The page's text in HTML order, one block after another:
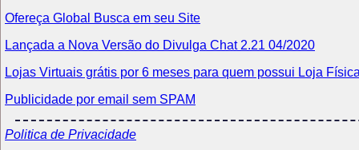
Ofereça Global Busca em seu Site
Lançada a Nova Versão do Divulga Chat 2.21 04/2020
Lojas Virtuais grátis por 6 meses para quem possui Loja
Publicidade por email sem SPAM
Politica de Privacidade